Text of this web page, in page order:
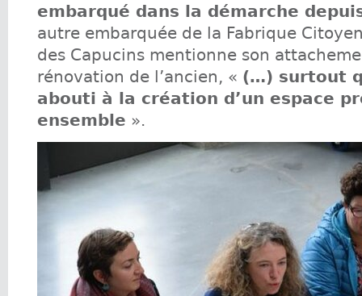
embarqué dans la démarche
autre embarquée de la Fabrique
des Capucins mentionne son
rénovation de l’ancien, « (…) surtout
abouti à la création d’un espace
ensemble ».